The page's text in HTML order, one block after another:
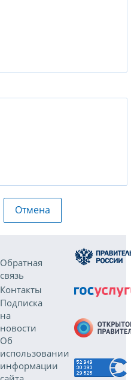
Отмена
Обратная
связь
Контакты
Подписка
на
новости
Об
использовании
информации